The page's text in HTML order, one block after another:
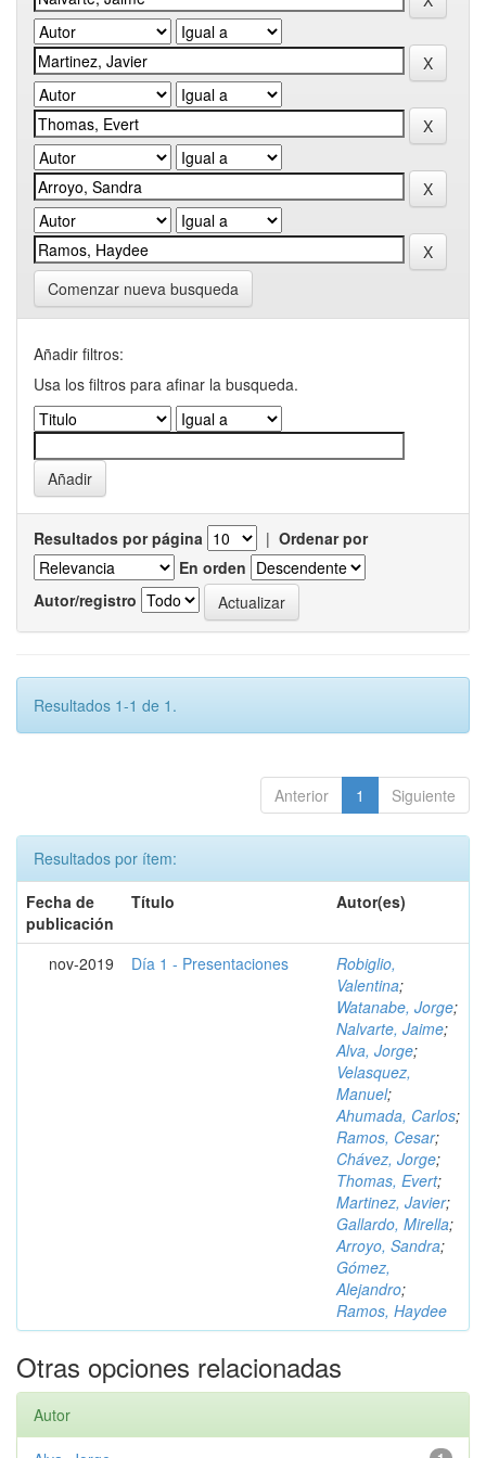
Comenzar nueva busqueda
Añadir filtros:
Usa los filtros para afinar la busqueda.
Resultados por página | Ordenar por
En orden
Autor/registro
Resultados 1-1 de 1.
Anterior 1 Siguiente
Resultados por ítem:
Fecha de
publicación
Título Autor(es)
nov-2019 Día 1 - Presentaciones
Robiglio,
Valentina;
Watanabe, Jorge;
Nalvarte, Jaime;
Alva, Jorge;
Velasquez,
Manuel;
Ahumada, Carlos;
Ramos, Cesar;
Chávez, Jorge;
Thomas, Evert;
Martinez, Javier;
Gallardo, Mirella;
Arroyo, Sandra;
Gómez,
Alejandro;
Ramos, Haydee
Otras opciones relacionadas
Autor